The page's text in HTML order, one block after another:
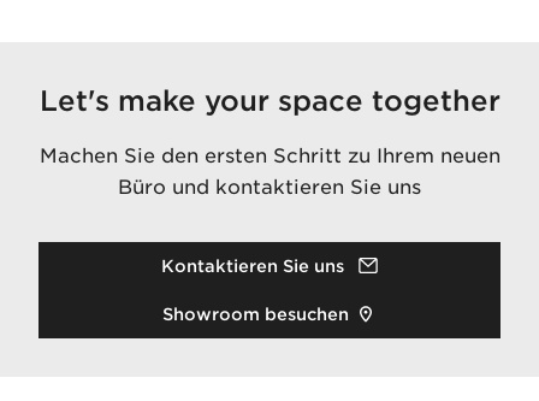
Let's make your space together
Machen Sie den ersten Schritt zu Ihrem neuen
Büro und kontaktieren Sie uns
Kontaktieren Sie uns
Showroom besuchen